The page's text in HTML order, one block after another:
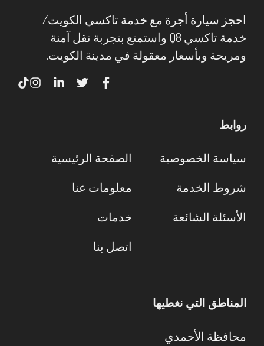
احجز سيارة أجرة مع خدمة تاكسي الكويت/
خدمة تاكسي Q8 واستمتع بتجربة نقل آمنة
ومريحة وبأسعار معقولة في مدينة الكويت.
روابط
سياسة الخصوصية
شروط الخدمة
الأسئلة الشائعة
الصفحة الرئيسية
معلومات عنا
خدمات
اتصل بنا
المناطق التي نغطيها
محافظة الأحمدي